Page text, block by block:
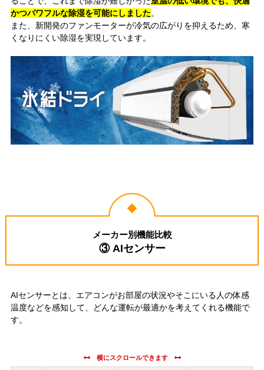
かつパワフルな除湿を可能にしました。
また、新開発のファンモーターが冷気の広がりを抑えるため、寒
くなりにくい除湿を実現しています。
メーカー別機能比較
③ AIセンサー
AIセンサーとは、エアコンがお部屋の状況やそこにいる人の体感
温度などを感知して、どんな運転が最適かを考えてくれる機能で
す。